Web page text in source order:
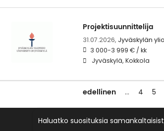
Projektisuunnittelija
31.07.2026, Jyväskylän
3 000-3 999 € / kk
Jyväskylä, Kokkola
edellinen … 4 5
Haluatko suosituksia